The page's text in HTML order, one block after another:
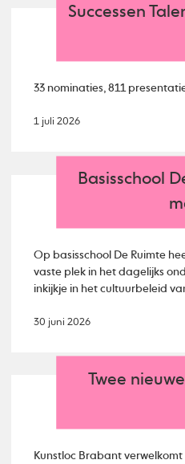
Successen
33 nominaties, 811
1 juli 2026
Basisschool
Op basisschool De Ruimte
vaste plek in het dagelijks
inkijkje in het cultuurbeleid
30 juni 2026
Twee
Kunstloc Brabant